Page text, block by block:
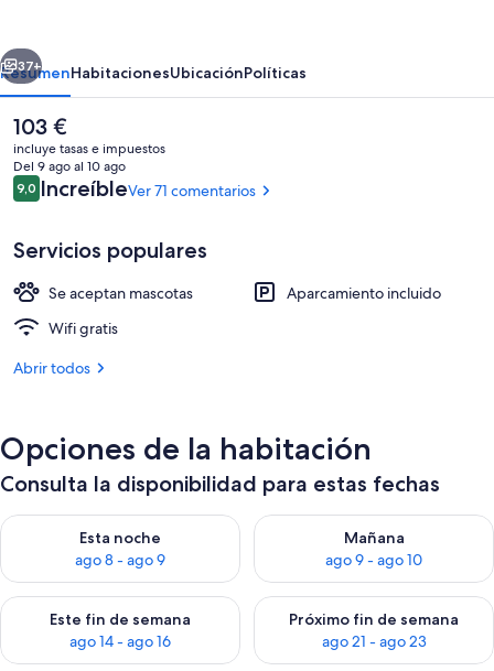
&
Breakfast
Fachada del alojamiento
Siguiente
37+
ResumenHabitacionesUbicaciónPolíticas
El
precio
actual
es
de
103 €
incluye tasas e impuestos
Del 9 ago al 10 ago
Comentarios
9,09,0 de 10
IncreíbleVer 71 comentarios
Servicios populares
Se aceptan mascotas
Aparcamiento incluido
Wifi gratis
Abrir todos
Opciones de la habitación
Consulta la disponibilidad para estas fechas
Esta noche
ago 8 - ago 9
Consulta la disponibilidad para esta noche, ago 8 - ago 9
Mañana
ago 9 - ago 10
Consulta la disponibilidad
Este fin de semana
ago 14 - ago 16
Consulta la disponibilidad para este fin de semana, ago 14 -
Próximo fin de semana
ago 21 - ago 23
Consulta la disponibilidad